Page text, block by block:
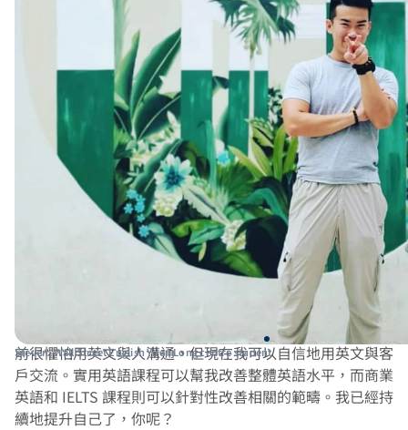
你好，我叫Steven，是一家經銷樂器的店主，我在WSE學
習差不多一年。如果你對於如何改善英文毫無頭緒，我會建
議你跟我一樣到WSE學英文！在元朗分校的導師和員工都
會盡心盡力提供協助，他們全都非常友善、熱情和主動幫
忙，他們會提供你在學英文過程中所需要的一切支援。我之
前很懼怕用英文與人溝通，但現在我可以自信地用英文與客
戶交流。實用英語課程可以幫我改善整體英語水平，而商業
英語和 IELTS 課程則可以針對性改善相關的範疇。我已經持
續地提升自己了，你呢？
Steven, Wall Street English Yuen Long centre student